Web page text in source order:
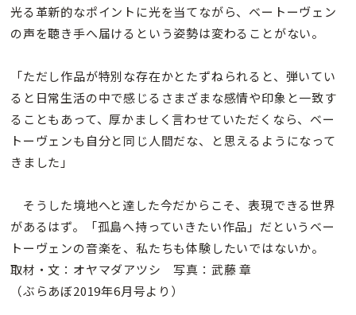
光る革新的なポイントに光を当てながら、ベートーヴェン
の声を聴き手へ届けるという姿勢は変わることがない。
「ただし作品が特別な存在かとたずねられると、弾いてい
ると日常生活の中で感じるさまざまな感情や印象と一致す
ることもあって、厚かましく言わせていただくなら、ベー
トーヴェンも自分と同じ人間だな、と思えるようになって
きました」
そうした境地へと達した今だからこそ、表現できる世界
があるはず。「孤島へ持っていきたい作品」だというベー
トーヴェンの音楽を、私たちも体験したいではないか。
取材・文：オヤマダアツシ 写真：武藤 章
（ぶらあぼ2019年6月号より）